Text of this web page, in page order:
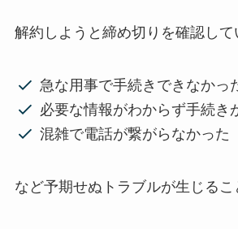
解約しようと締め切りを確認して
急な用事で手続きできなかっ
必要な情報がわからず手続き
混雑で電話が繋がらなかった
など予期せぬトラブルが生じるこ